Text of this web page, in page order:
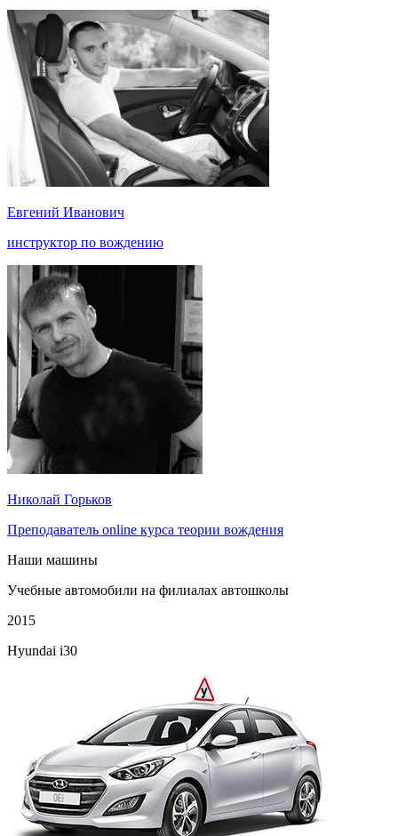
Евгений Иванович
инструктор по вождению
Николай Горьков
Преподаватель online курса теории вождения
Наши машины
Учебные автомобили на филиалах автошколы
2015
Hyundai i30